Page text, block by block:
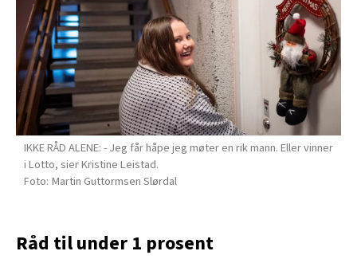
IKKE RÅD ALENE: - Jeg får håpe jeg møter en rik mann. Eller vinner
i Lotto, sier Kristine Leistad.
Martin Guttormsen Slørdal
Råd til under 1 prosent